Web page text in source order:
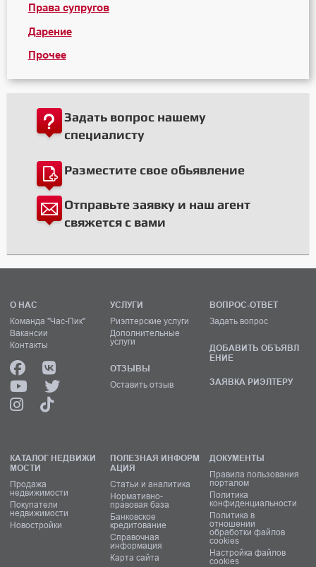
Права супругов
Дарение
Прочее
Задать вопрос нашему
специалисту
Разместите свое обьявление
Отправьте заявку и наш агент
свяжется с вами
О НАС
Команда "Час-Пик"
Вакансии
Контакты
УСЛУГИ
Риэлтерские услуги
Дополнительные
услуги
ОТЗЫВЫ
Оставить отзыв
ВОПРОС-ОТВЕТ
Задать вопрос
ДОБАВИТЬ ОБЪЯВЛ
ЕНИЕ
ЗАЯВКА РИЭЛТЕРУ
КАТАЛОГ НЕДВИЖИ
МОСТИ
Продажа
недвижимости
Покупатели
недвижимости
Новостройки
ПОЛЕЗНАЯ ИНФОРМ
АЦИЯ
Статьи и аналитика
Нормативно-
правовая база
Банковское
кредитование
Справочная
информация
Карта сайта
ДОКУМЕНТЫ
Правила пользования
порталом
Политика
конфиденциальности
Политика в
отношении
обработки файлов
cookies
Настройка файлов
cookies